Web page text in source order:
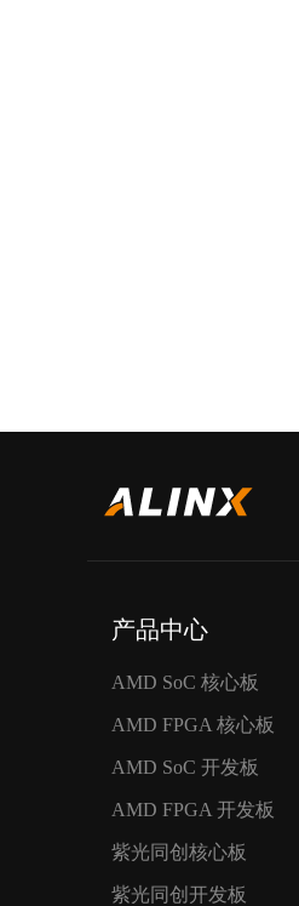
产品中心
AMD SoC 核心板
AMD FPGA 核心板
AMD SoC 开发板
AMD FPGA 开发板
紫光同创核心板
紫光同创开发板